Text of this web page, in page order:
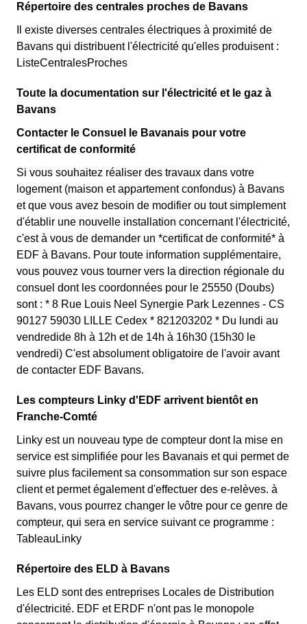
Répertoire des centrales proches de Bavans
Il existe diverses centrales électriques à proximité de
Bavans qui distribuent l'électricité qu'elles produisent :
ListeCentralesProches
Toute la documentation sur l'électricité et le gaz à
Bavans
Contacter le Consuel le Bavanais pour votre
certificat de conformité
Si vous souhaitez réaliser des travaux dans votre
logement (maison et appartement confondus) à Bavans
et que vous avez besoin de modifier ou tout simplement
d'établir une nouvelle installation concernant l'électricité,
c'est à vous de demander un *certificat de conformité* à
EDF à Bavans. Pour toute information supplémentaire,
vous pouvez vous tourner vers la direction régionale du
consuel dont les coordonnées pour le 25550 (Doubs)
sont : * 8 Rue Louis Neel Synergie Park Lezennes - CS
90127 59030 LILLE Cedex * 821203202 * Du lundi au
vendredide 8h à 12h et de 14h à 16h30 (15h30 le
vendredi) C'est absolument obligatoire de l'avoir avant
de contacter EDF Bavans.
Les compteurs Linky d'EDF arrivent bientôt en
Franche-Comté
Linky est un nouveau type de compteur dont la mise en
service est simplifiée pour les Bavanais et qui permet de
suivre plus facilement sa consommation sur son espace
client et permet également d'effectuer des e-relèves. à
Bavans, vous pourrez changer le vôtre pour ce genre de
compteur, qui sera en service suivant ce programme :
TableauLinky
Répertoire des ELD à Bavans
Les ELD sont des entreprises Locales de Distribution
d'électricité. EDF et ERDF n'ont pas le monopole